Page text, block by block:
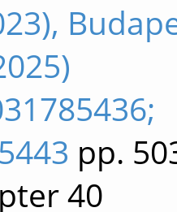
pp.
40